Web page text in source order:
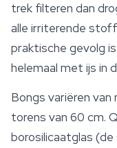
trek filteren dan
alle irriterende
praktische gevolg
helemaal met ijs in
Bongs variëren
torens van 60 cm.
borosilicaatglas